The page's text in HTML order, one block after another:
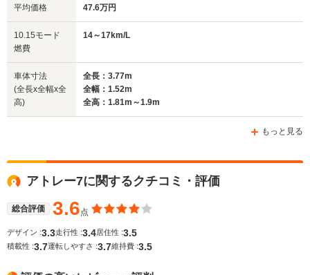
サイズ
(全長x全幅x全高)
WLTCモード
燃費
全幅
1.52m
平均価格 47.6万円
10.15モード
燃費
14～17km/L
車体寸法
(全長x全幅x全
高)
全長：3.77m
全幅：1.52m
全高：1.81m～1.9m
もっと見る
アトレー7に関するクチコミ・評価
総合評価 3.6点
デザイン :3.3走行性 :3.4居住性 :3.5
積載性 :3.7運転しやすさ :3.7維持費 :3.5